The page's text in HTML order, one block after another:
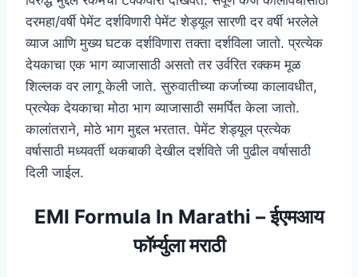
दरमहा/वर्षी पेमेंट दर्शविणारी पेमेंट शेड्यूल सारणी दर वर्षी भरलेले
व्याज आणि मुख्य घटक दर्शविणारा तक्ता दर्शविला जातो. प्रत्येक
देयकाचा एक भाग व्याजासाठी असतो तर उर्वरित रक्कम मूळ
शिल्लक वर लागू केली जाते. सुरुवातीच्या कर्जाच्या कालावधीत,
प्रत्येक देयकाचा मोठा भाग व्याजासाठी समर्पित केला जातो.
कालांतराने, मोठे भाग मुद्दल भरतात. पेमेंट शेड्यूल प्रत्येक
वर्षासाठी मध्यवर्ती थकबाकी देखील दर्शविते जी पुढील वर्षासाठी
दिली जाईल.
EMI Formula In Marathi – ईएमआय
फॉर्म्युला मराठी